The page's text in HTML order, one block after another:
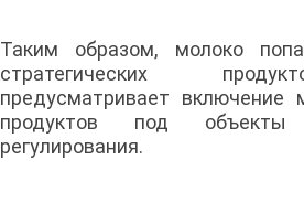
Таким образом, молоко
стратегических
предусматривает включение
продуктов под объекты
регулирования.